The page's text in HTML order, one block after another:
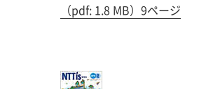
（pdf: 1.8 MB）9ページ